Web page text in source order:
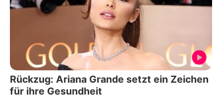
Rückzug: Ariana Grande setzt ein Zeichen
für ihre Gesundheit